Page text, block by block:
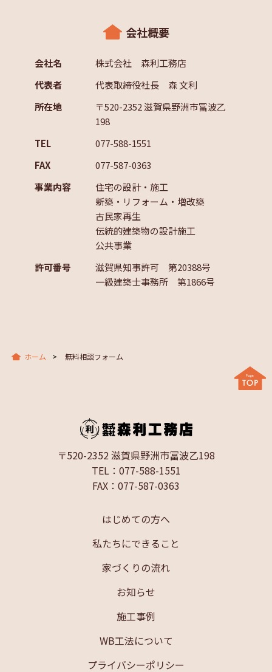
会社概要
会社名
株式会社 森利工務店
代表者
代表取締役社長 森 文利
所在地
〒520-2352 滋賀県野洲市冨波乙
198
TEL
077-588-1551
FAX
077-587-0363
事業内容
住宅の設計・施工
新築・リフォーム・増改築
古民家再生
伝統的建築物の設計施工
公共事業
許可番号
滋賀県知事許可 第20388号
一級建築士事務所 第1866号
ホーム 無料相談フォーム
〒520-2352 滋賀県野洲市冨波乙198
TEL：077-588-1551
FAX：077-587-0363
はじめての方へ
私たちにできること
家づくりの流れ
お知らせ
施工事例
WB工法について
プライバシーポリシー